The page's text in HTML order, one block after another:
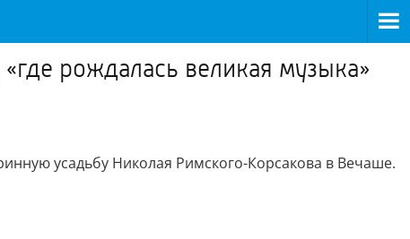
рождалась великая музыка»
усадьбу Николая Римского-Корсакова в Вечаше.